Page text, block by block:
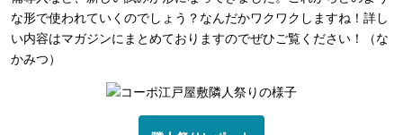
な形で使われていくのでしょう？なんだかワクワクしますね！詳し
い内容はマガジンにまとめておりますのでぜひご覧ください！（な
かみつ）